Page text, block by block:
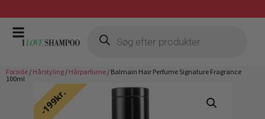
Prismatch mod billigste forhandler
Forside / Hårstyling / Hårparfume / Balmain Hair Perfume Signature Fragrance
100ml
199kr.